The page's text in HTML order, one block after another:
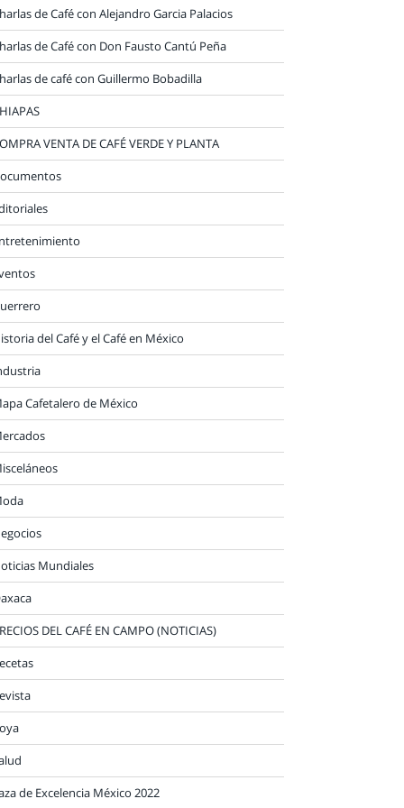
de Café con Alejandro Garcia Palacios
de Café con Don Fausto Cantú Peña
de café con Guillermo Bobadilla
VENTA DE CAFÉ VERDE Y PLANTA
del Café y el Café en México
Cafetalero de México
Mundiales
DEL CAFÉ EN CAMPO (NOTICIAS)
de Excelencia México 2022